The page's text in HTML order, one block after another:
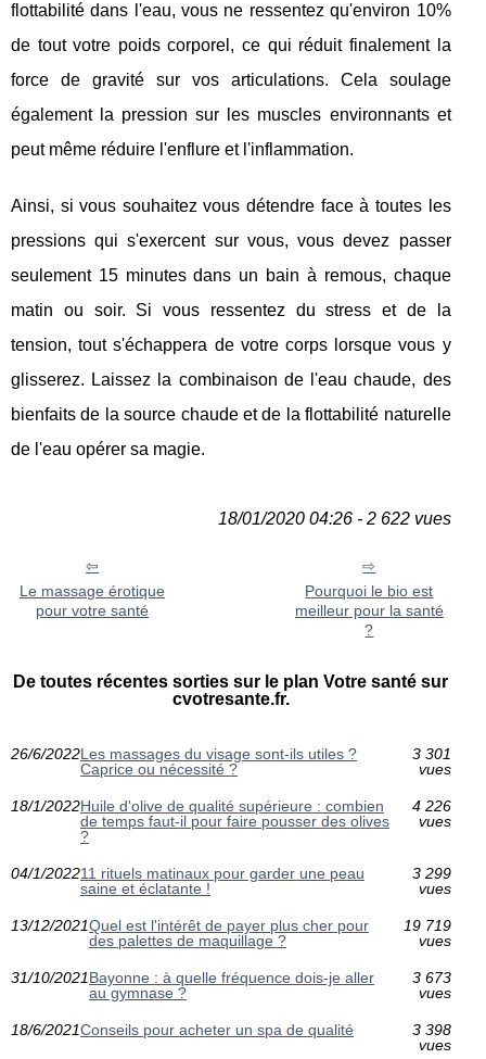
flottabilité dans l'eau, vous ne ressentez qu'environ 10%
de tout votre poids corporel, ce qui réduit finalement la
force de gravité sur vos articulations. Cela soulage
également la pression sur les muscles environnants et
peut même réduire l'enflure et l'inflammation.
Ainsi, si vous souhaitez vous détendre face à toutes les
pressions qui s'exercent sur vous, vous devez passer
seulement 15 minutes dans un bain à remous, chaque
matin ou soir. Si vous ressentez du stress et de la
tension, tout s'échappera de votre corps lorsque vous y
glisserez. Laissez la combinaison de l'eau chaude, des
bienfaits de la source chaude et de la flottabilité naturelle
de l'eau opérer sa magie.
18/01/2020 04:26 - 2 622 vues
Le massage érotique
pour votre santé
Pourquoi le bio est
meilleur pour la santé
?
De toutes récentes sorties sur le plan Votre santé sur
cvotresante.fr.
26/6/2022Les massages du visage sont-ils utiles ?
Caprice ou nécessité ?
3 301
vues
18/1/2022Huile d'olive de qualité supérieure : combien
de temps faut-il pour faire pousser des olives
?
4 226
vues
04/1/202211 rituels matinaux pour garder une peau
saine et éclatante !
3 299
vues
13/12/2021Quel est l'intérêt de payer plus cher pour
des palettes de maquillage ?
19 719
vues
31/10/2021Bayonne : à quelle fréquence dois-je aller
au gymnase ?
3 673
vues
18/6/2021Conseils pour acheter un spa de qualité
3 398
vues